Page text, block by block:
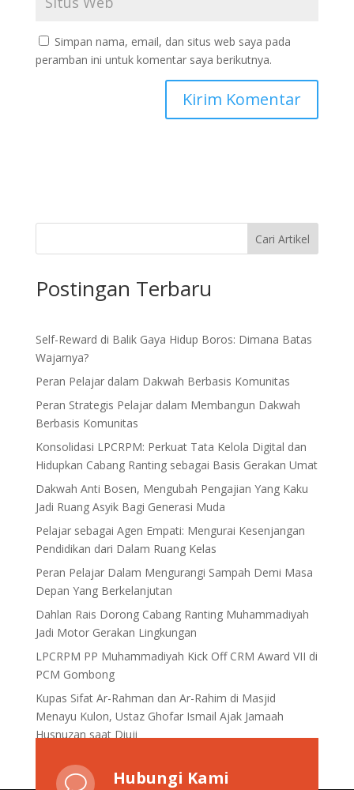
Simpan nama, email, dan situs web saya pada
peramban ini untuk komentar saya berikutnya.
Cari Artikel
Postingan Terbaru
Self-Reward di Balik Gaya Hidup Boros: Dimana Batas
Wajarnya?
Peran Pelajar dalam Dakwah Berbasis Komunitas
Peran Strategis Pelajar dalam Membangun Dakwah
Berbasis Komunitas
Konsolidasi LPCRPM: Perkuat Tata Kelola Digital dan
Hidupkan Cabang Ranting sebagai Basis Gerakan Umat
Dakwah Anti Bosen, Mengubah Pengajian Yang Kaku
Jadi Ruang Asyik Bagi Generasi Muda
Pelajar sebagai Agen Empati: Mengurai Kesenjangan
Pendidikan dari Dalam Ruang Kelas
Peran Pelajar Dalam Mengurangi Sampah Demi Masa
Depan Yang Berkelanjutan
Dahlan Rais Dorong Cabang Ranting Muhammadiyah
Jadi Motor Gerakan Lingkungan
LPCRPM PP Muhammadiyah Kick Off CRM Award VII di
PCM Gombong
Kupas Sifat Ar-Rahman dan Ar-Rahim di Masjid
Menayu Kulon, Ustaz Ghofar Ismail Ajak Jamaah
Husnuzan saat Diuji
v Hubungi Kami